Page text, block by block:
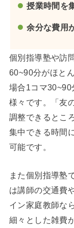
授業時間を
余分な費用
個別指導塾や訪
60~90分がほと
場合1コマ30~90
様々です。「友
調整できるとこ
集中できる時間
可能です。
また個別指導塾
は講師の交通費
イン家庭教師な
細々とした雑費